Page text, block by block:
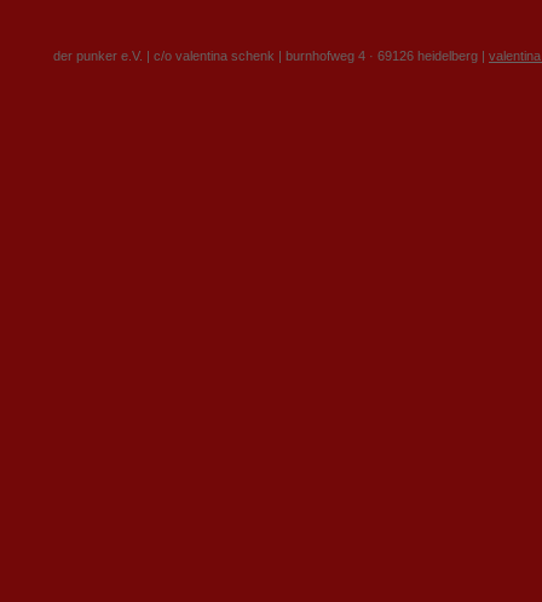
der punker e.V. | c/o valentina schenk | burnhofweg 4 · 69126 heidelberg |